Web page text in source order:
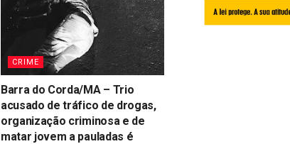
CRIME
Barra do Corda/MA – Trio
acusado de tráfico de drogas,
organização criminosa e de
matar jovem a pauladas é